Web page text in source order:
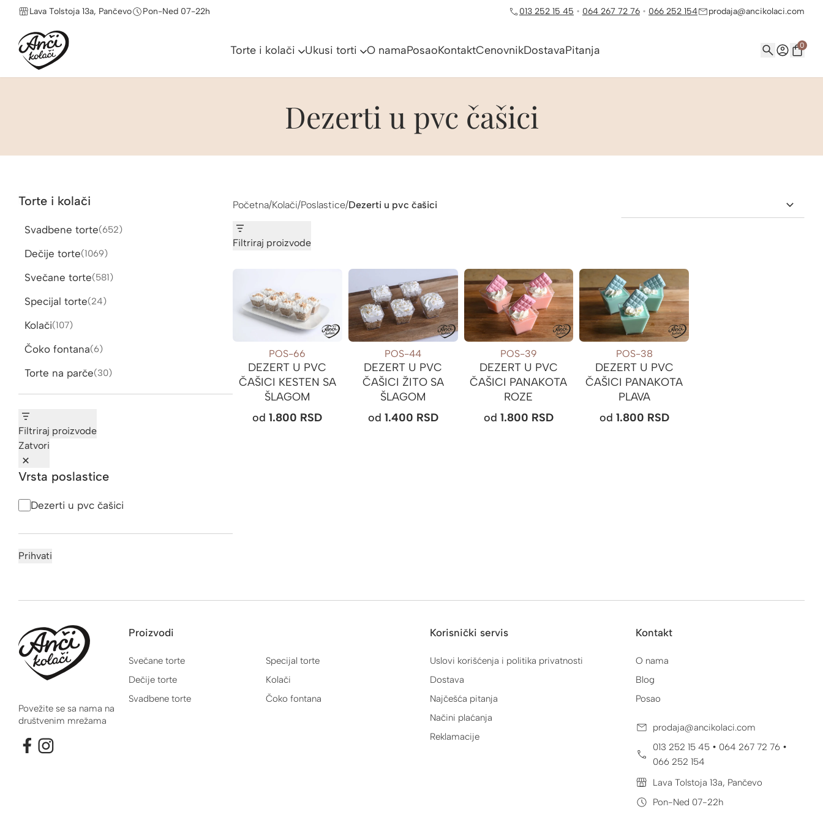
Lava Tolstoja 13a, Pančevo Pon-Ned 07-22h 013 252 15 45 • 064 267 72 76 • 066 252 154 prodaja@ancikolaci.com
Torte i kolači Ukusi torti O namaPosaoKontaktCenovnikDostavaPitanja 0
Dezerti u pvc čašici
Početna/Kolači/Poslastice/Dezerti u pvc čašici
Filtriraj proizvode
POS-66
DEZERT U PVC
ČAŠICI KESTEN SA
ŠLAGOM
od1.800 RSD
POS-44
DEZERT U PVC
ČAŠICI ŽITO SA
ŠLAGOM
od 1.400 RSD
POS-39
DEZERT U PVC
ČAŠICI PANAKOTA
ROZE
od 1.800 RSD
POS-38
DEZERT U PVC
ČAŠICI PANAKOTA
PLAVA
od 1.800 RSD
Torte i kolači
Svadbene torte 652652
Dečije torte 10691069
Svečane torte 581581
Specijal torte 2424
Kolači 107107
Čoko fontana 66
Torte na parče 3030
Filtriraj proizvode
Zatvori
Vrsta poslastice
VrstaDezerti u pvc čašici
Prihvati
Povežite se sa nama na
društvenim mrežama
Proizvodi
Svečane torte
Dečije torte
Svadbene torte
Specijal torte
Kolači
Čoko fontana
Korisnički servis
Uslovi korišćenja i politika privatnosti
Dostava
Najčešća pitanja
Načini plaćanja
Reklamacije
Kontakt
O nama
Blog
Posao
prodaja@ancikolaci.com
013 252 15 45 • 064 267 72 76 •
066 252 154
Lava Tolstoja 13a, Pančevo
Pon-Ned 07-22h